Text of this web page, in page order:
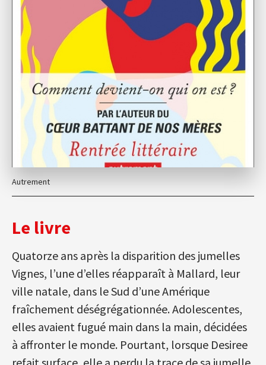
Autrement
Le livre
Quatorze ans après la disparition des jumelles
Vignes, l’une d’elles réapparaît à Mallard, leur
ville natale, dans le Sud d’une Amérique
fraîchement déségrégationnée. Adolescentes,
elles avaient fugué main dans la main, décidées
à affronter le monde. Pourtant, lorsque Desiree